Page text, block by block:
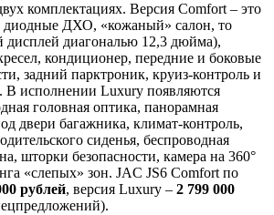
комплектациях. Версия Comfort – это
диодные ДХО, «кожаный» салон, то
дисплей диагональю 12,3 дюйма),
кондиционер, передние и боковые
задний парктроник, круиз-контроль и
В исполнении Luxury появляются
головная оптика, панорамная
двери багажника, климат-контроль,
сиденья, беспроводная
шторки безопасности, камера на 360°
«слепых» зон. JAC JS6 Comfort по
рублей, версия Luxury – 2 799 000